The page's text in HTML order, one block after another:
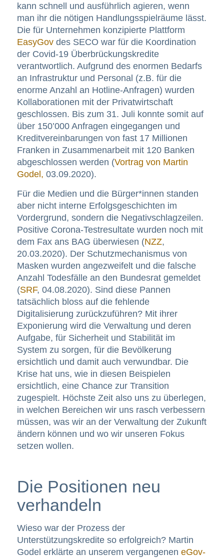
kann schnell und ausführlich agieren, wenn
man ihr die nötigen Handlungsspielräume lässt.
Die für Unternehmen konzipierte Plattform
EasyGovdes SECO war für die Koordination
der Covid-19 Überbrückungskredite
verantwortlich. Aufgrund des enormen Bedarfs
an Infrastruktur und Personal (z.B. für die
enorme Anzahl an Hotline-Anfragen) wurden
Kollaborationen mit der Privatwirtschaft
geschlossen. Bis zum 31. Juli konnte somit auf
über 150’000 Anfragen eingegangen und
Kreditvereinbarungen von fast 17 Millionen
Franken in Zusammenarbeit mit 120 Banken
abgeschlossen werden (Vortrag von Martin
Godel, 03.09.2020).
Für die Medien und die Bürger*innen standen
aber nicht interne Erfolgsgeschichten im
Vordergrund, sondern die Negativschlagzeilen.
Positive Corona-Testresultate wurden noch mit
dem Fax ans BAG überwiesen (NZZ,
20.03.2020). Der Schutzmechanismus von
Masken wurden angezweifelt und die falsche
Anzahl Todesfälle an den Bundesrat gemeldet
(SRF, 04.08.2020). Sind diese Pannen
tatsächlich bloss auf die fehlende
Digitalisierung zurückzuführen? Mit ihrer
Exponierung wird die Verwaltung und deren
Aufgabe, für Sicherheit und Stabilität im
System zu sorgen, für die Bevölkerung
ersichtlich und damit auch verwundbar. Die
Krise hat uns, wie in diesen Beispielen
ersichtlich, eine Chance zur Transition
zugespielt. Höchste Zeit also uns zu überlegen,
in welchen Bereichen wir uns rasch verbessern
müssen, was wir an der Verwaltung der Zukunft
ändern können und wo wir unseren Fokus
setzen wollen.
Die Positionen neu
verhandeln
Wieso war der Prozess der
Unterstützungskredite so erfolgreich? Martin
Godel erklärte an unserem vergangenen eGov-